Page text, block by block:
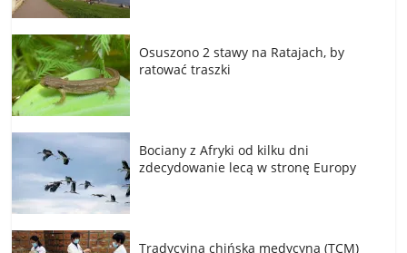
Osuszono 2 stawy na Ratajach, by
ratować traszki
Bociany z Afryki od kilku dni
zdecydowanie lecą w stronę Europy
Tradycyjna chińska medycyna (TCM)